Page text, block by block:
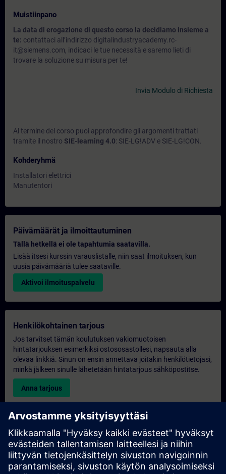
Muistiinpano
La data di erogazione di questo corso la decidiamo insieme a
te: contattaci all’indirizzo digitalindustryacademy.rc-
it@siemens.com, indicaci le tue necessità e saremo lieti di
trovare la soluzione su misura per te!
Invia Modulo di Richiesta
Al termine del corso puoi approfondire gli argomenti trattati
tramite il nostro SIE-learning 4.0: SIE-LG!ADV e SIE-LG!CON.
Kohderyhmä
Installatori elettrici
Manutentori
Päivämäärät ja ilmoittautuminen
Tällä hetkellä ei ole tapahtumia saatavilla.
Lisää itsesi kurssin varauslistalle, niin saat ilmoituksen, kun
uusia päivämääriä tulee saataville.
Aktivoi ilmoituspalvelu
Henkilökohtainen tarjous
Jos tarvitset tämän koulutuksen vakiomuotoisen
hintatarjouksen esimerkiksi ostososastollesi, napsauta alla
olevaa linkkiä. Sinun on ensin annettava joitakin henkilötietojasi,
minkä jälkeen sinulle lähetetään hintatarjous sähköpostitse.
Anna tarjous
Yksinomainen koulutustiedustelu
Täytä alla oleva kyselylomake, jos haluat tarjouksen
yksinoikeudella järjestettävästä koulutuksesta joko paikan
päällä, virtuaalisesti tai SITRAIN-koulutuskeskuksessamme.